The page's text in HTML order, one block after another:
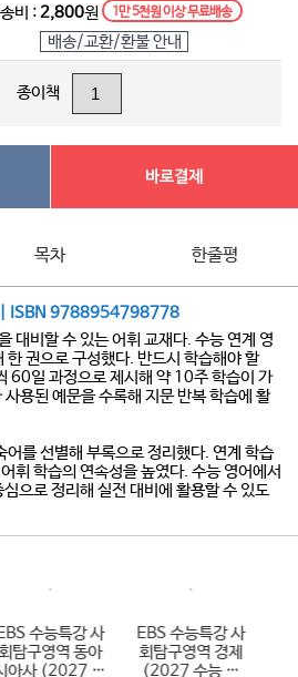
비 :2,800원 1만 5천원 이상 무료배송
배송/교환/환불 안내
종이책
바로결제
목차 한줄평
ISBN 9788954798778
대비할 수 있는 어휘 교재다. 수능 연계 영
한 권으로 구성했다. 반드시 학습해야 할
60일 과정으로 제시해 약 10주 학습이 가
용된 예문을 수록해 지문 반복 학습에 활
어를 선별해 부록으로 정리했다. 연계 학습
휘 학습의 연속성을 높였다. 수능 영어에서
으로 정리해 실전 대비에 활용할 수 있도
수능특강 사
탐구영역 동아
아사 (2027 수
EBS 수능특강 사
회탐구영역 경제
(2027 수능 대